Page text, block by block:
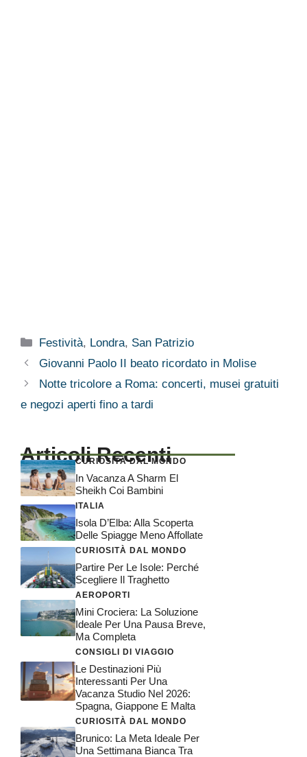
Categorie
Festività, Londra, San Patrizio
Giovanni Paolo II beato ricordato in Molise
Notte tricolore a Roma: concerti, musei gratuiti
e negozi aperti fino a tardi
Articoli Recenti
CURIOSITÀ DAL MONDO
In Vacanza A Sharm El
Sheikh Coi Bambini
ITALIA
Isola D’Elba: Alla Scoperta
Delle Spiagge Meno Affollate
CURIOSITÀ DAL MONDO
Partire Per Le Isole: Perché
Scegliere Il Traghetto
AEROPORTI
Mini Crociera: La Soluzione
Ideale Per Una Pausa Breve,
Ma Completa
CONSIGLI DI VIAGGIO
Le Destinazioni Più
Interessanti Per Una
Vacanza Studio Nel 2026:
Spagna, Giappone E Malta
CURIOSITÀ DAL MONDO
Brunico: La Meta Ideale Per
Una Settimana Bianca Tra